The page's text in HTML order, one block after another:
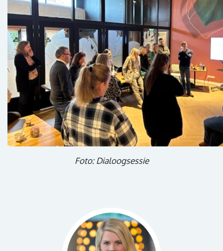
Foto: Dialoogsessie